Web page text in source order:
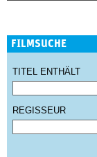
FILMSUCHE
TITEL ENTHÄLT
REGISSEUR